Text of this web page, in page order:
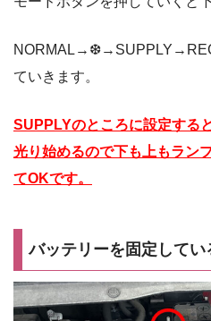
ていきます。
SUPPLYのところに設定する
光り始めるので下も上もラン
てOKです。
バッテリーを固定して